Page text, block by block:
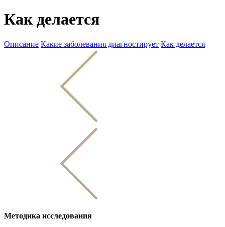
Как делается
Описание Какие заболевания диагностирует Как делается
Методика исследования